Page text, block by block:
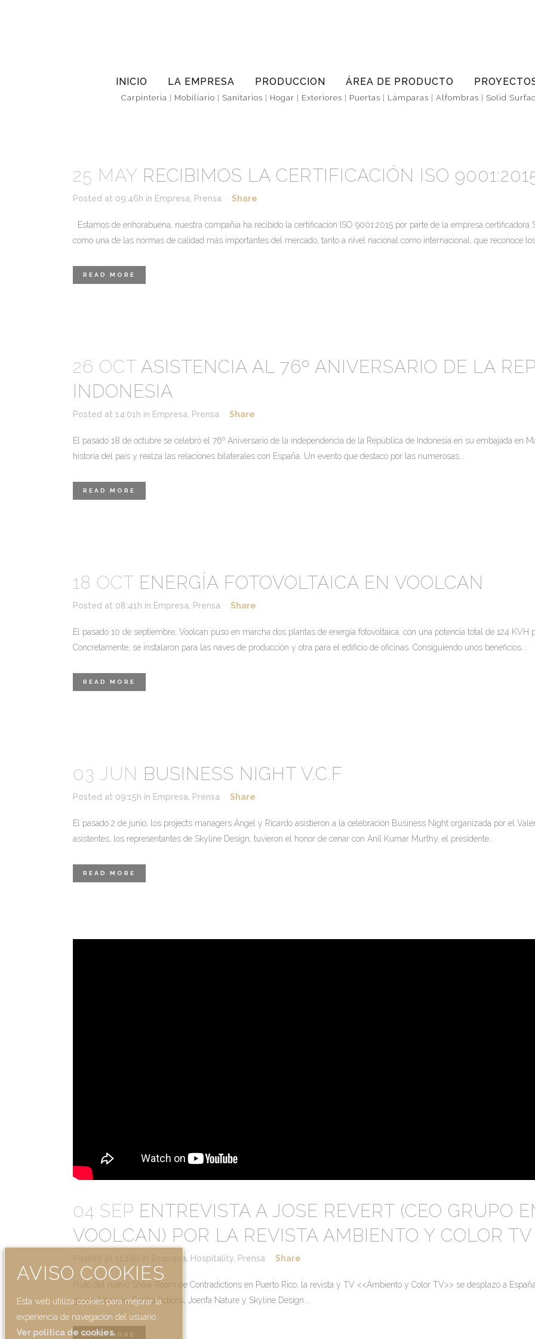
INICIO LA EMPRESA PRODUCCION ÁREA DE PRODUCTO
Carpinteria Mobiliario Sanitarios Hogar Exteriores Puertas Lámparas Alfombras Solid
25 MAY RECIBIMOS LA CERTIFICACIÓN ISO
Posted at 09:46h in Empresa Prensa Share
Estamos de enhorabuena, nuestra compañía ha recibido la certificación ISO 9001:2015 por parte de la empresa certificadora
como una de las normas de calidad más importantes del mercado, tanto a nivel nacional como internacional, que reconoce los
READ MORE
26 OCT ASISTENCIA AL 76º ANIVERSARIO DE LA
INDONESIA
Posted at 14:01h in Empresa Prensa Share
El pasado 18 de octubre se celebró el 76º Aniversario de la independencia de la República de Indonesia en su embajada en
historia del país y realza las relaciones bilaterales con España. Un evento que destaco por las numerosas...
READ MORE
18 OCT ENERGÍA FOTOVOLTAICA EN VOOLCAN
Posted at 08:41h in Empresa Prensa Share
El pasado 10 de septiembre, Voolcan puso en marcha dos plantas de energía fotovoltaica, con una potencia total de 124 KVH
Concretamente, se instalaron para las naves de producción y otra para el edificio de oficinas. Consiguiendo unos beneficios...
READ MORE
03 JUN BUSINESS NIGHT V.C.F
Posted at 09:15h in Empresa Prensa Share
El pasado 2 de junio, los projects managers Ángel y Ricardo asistieron a la celebración Business Night organizada por el
asistentes, los representantes de Skyline Design, tuvieron el honor de cenar con Anil Kumar Murthy, el presidente...
READ MORE
04 SEP ENTREVISTA A JOSE REVERT (CEO GRUPO
VOOLCAN) POR LA REVISTA AMBIENTO Y COLOR TV
Empresa Hospitality Prensa Share
Fruto del nuevo Show Room de Contradictions en Puerto Rico, la revista y TV <<Ambiento y Color TV>> se desplazó a
grupo: Voolcan, Contradictions, Joenfa Nature y Skyline Design....
READ MORE
AVISO COOKIES
Esta web utiliza cookies para mejorar la
experiencia de navegación del usuario.
Ver politica de cookies.